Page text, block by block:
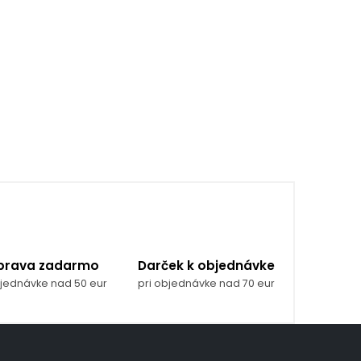
zadarmo
nad 50 eur
Darček k objednávke
pri objednávke nad 70 eur